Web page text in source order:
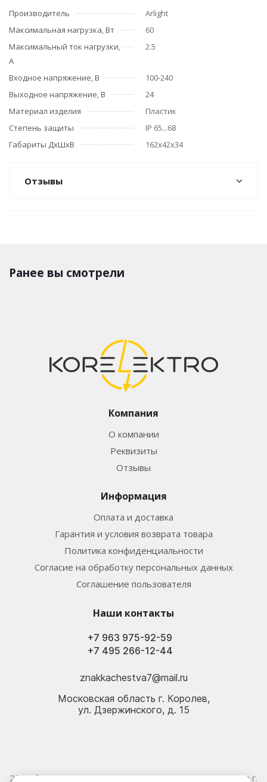
Производитель
Arlight
Максимальная нагрузка, Вт
60
Максимальный ток нагрузки,
А
2.5
Входное напряжение, В
100-240
Выходное напряжение, В
24
Материал изделия
Пластик
Степень защиты
IP 65...68
Габариты ДхШхВ
162х42х34
Отзывы
Ранее вы смотрели
Компания
О компании
Реквизиты
Отзывы
Информация
Оплата и доставка
Гарантия и условия возврата товара
Политика конфиденциальности
Согласие на обработку персональных данных
Соглашение пользователя
Наши контакты
+7 495 266-12-44
+7 963 975-92-59
znakkachestva7@mail.ru
Московская область г. Королев,
ул. Дзержинского, д. 15
2026 © Электрика оптом и в розницу - Магазин-склад в г.